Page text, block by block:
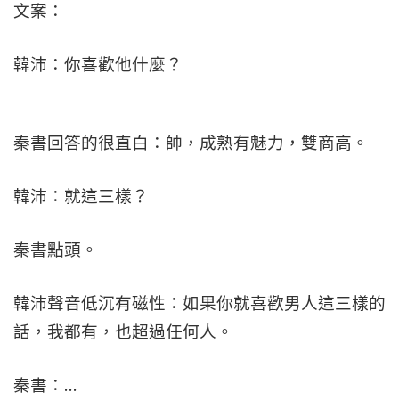
文案：
韓沛：你喜歡他什麼？
秦書回答的很直白：帥，成熟有魅力，雙商高。
韓沛：就這三樣？
秦書點頭。
韓沛聲音低沉有磁性：如果你就喜歡男人這三樣的
話，我都有，也超過任何人。
秦書：…